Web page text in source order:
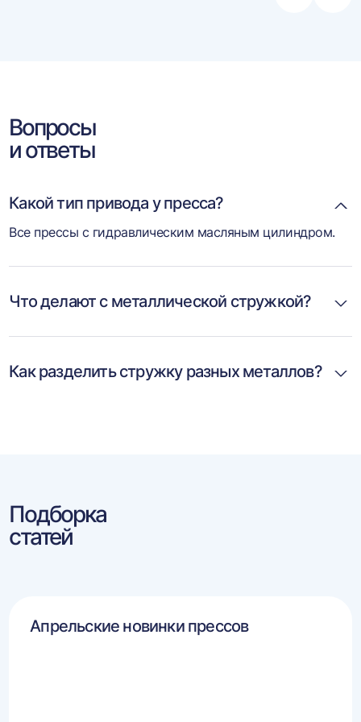
Вопросы
и ответы
Какой тип привода у пресса?
Все прессы с гидравлическим масляным цилиндром.
Что делают с металлической стружкой?
Как разделить стружку разных металлов?
Подборка
статей
Апрельские новинки прессов